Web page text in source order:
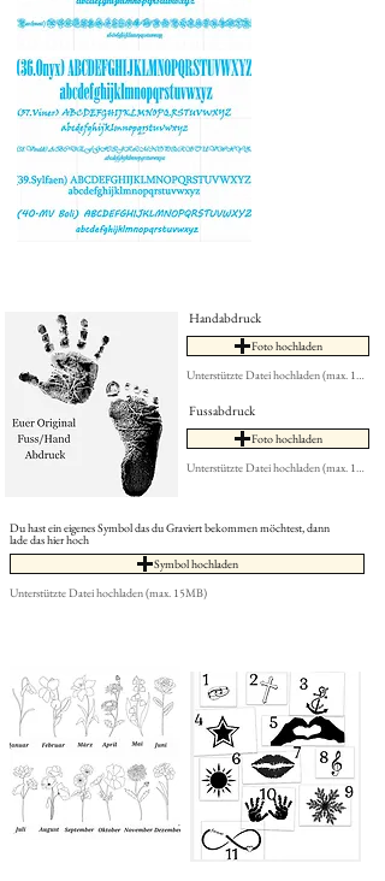
Handabdruck
Foto hochladen
Unterstützte Datei hochladen (max. 15MB)
Fussabdruck
Foto hochladen
Unterstützte Datei hochladen (max. 15MB)
Du hast ein eigenes Symbol das du Graviert bekommen möchtest, dann
lade das hier hoch
Symbol hochladen
Unterstützte Datei hochladen (max. 15MB)